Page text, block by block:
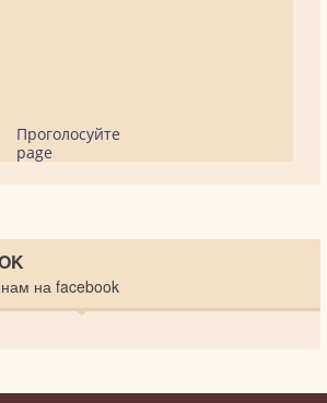
Проголосуйте
page
на facebook